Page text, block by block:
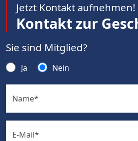
Jetzt Kontakt aufnehmen!
Kontakt zur
Sie sind Mitglied?
Ja Nein
Name*
E-Mail*